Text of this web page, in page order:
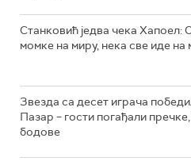
Станковић једва чека Хапоел:
момке на миру, нека све иде на
Звезда са десет играча
Пазар – гости погађали
бодове